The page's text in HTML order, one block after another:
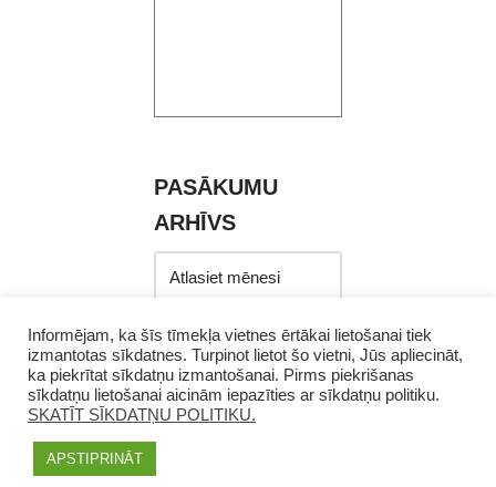
PASĀKUMU
ARHĪVS
Informējam, ka šīs tīmekļa vietnes ērtākai lietošanai tiek
izmantotas sīkdatnes. Turpinot lietot šo vietni, Jūs apliecināt,
ka piekrītat sīkdatņu izmantošanai. Pirms piekrišanas
sīkdatņu lietošanai aicinām iepazīties ar sīkdatņu politiku.
SKATĪT SĪKDATŅU POLITIKU.
APSTIPRINĀT